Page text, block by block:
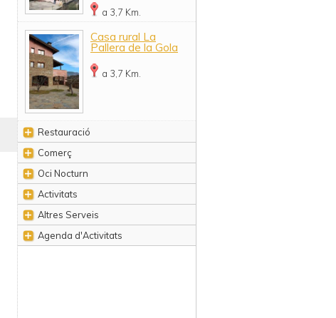
a 3,7 Km.
Casa rural La
Pallera de la Gola
a 3,7 Km.
Restauració
Comerç
Oci Nocturn
Activitats
Altres Serveis
Agenda d'Activitats